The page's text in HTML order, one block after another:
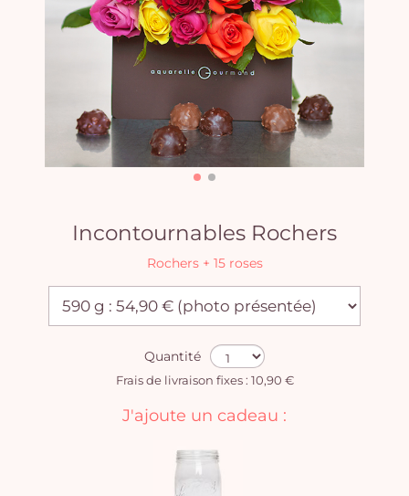
Incontournables Rochers
Rochers + 15 roses
Quantité
Frais de livraison fixes : 10,90 €
J'ajoute un cadeau :